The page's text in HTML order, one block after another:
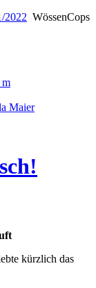
2022 WössenCops
m
Maier
kürzlich das